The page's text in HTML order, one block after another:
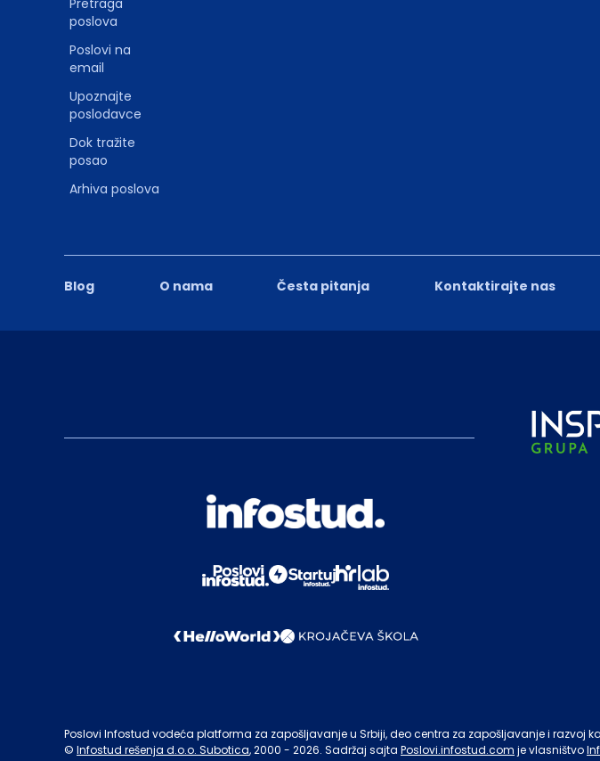
Blog O nama Česta pitanja Kontaktirajte nas
Pretraga
poslova
Poslovi na
email
Upoznajte
poslodavce
Dok tražite
posao
Arhiva poslova
Poslovi Infostud vodeća platforma za zapošljavanje u Srbiji, deo centra za zapošljavanje i razvoj
© Infostud rešenja d.o.o. Subotica, 2000 - 2026. Sadržaj sajta Poslovi.infostud.com je vlasništvo